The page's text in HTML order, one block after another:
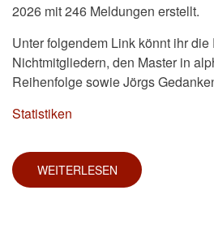
2026 mit 246 Meldungen erstellt.
Unter folgendem Link könnt ihr
Nichtmitgliedern, den Master in
Reihenfolge sowie Jörgs
Statistiken
WEITERLESEN ÜBER
DIE